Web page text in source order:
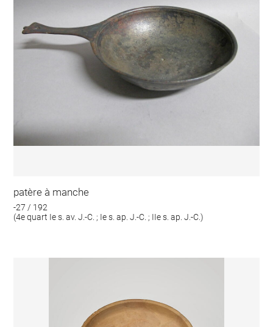
patère à manche
-27 / 192
(4e quart Ie s. av. J.-C. ; Ie s. ap. J.-C. ; IIe s. ap. J.-C.)